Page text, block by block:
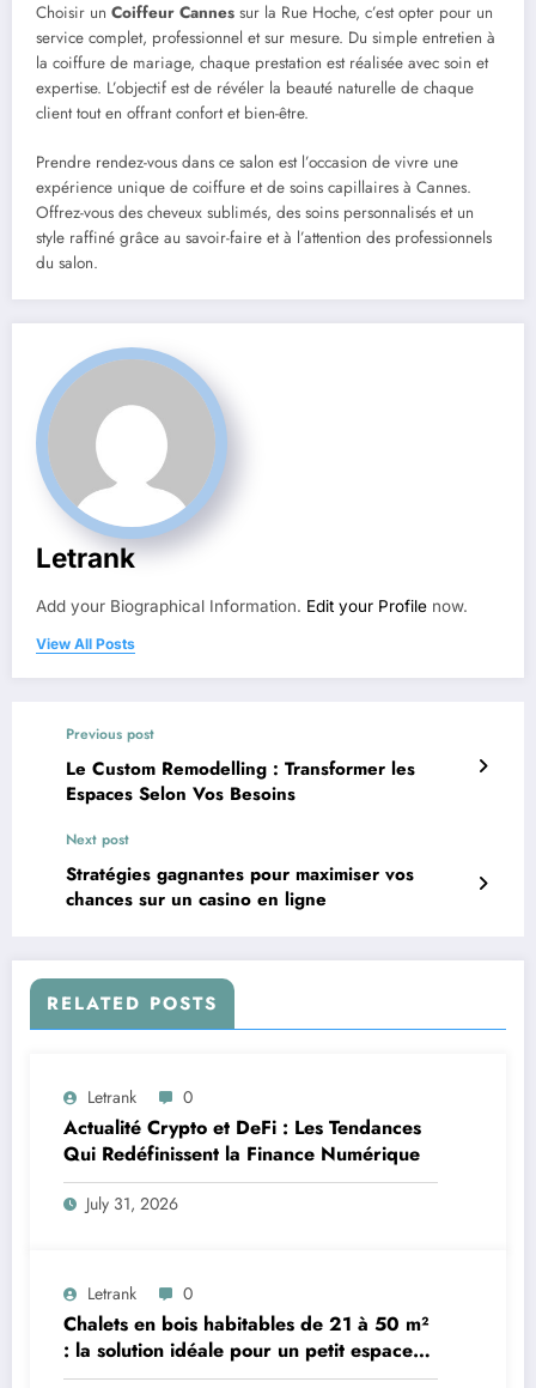
Choisir un Coiffeur Cannes sur la Rue Hoche, c’est opter pour un
service complet, professionnel et sur mesure. Du simple entretien à
la coiffure de mariage, chaque prestation est réalisée avec soin et
expertise. L’objectif est de révéler la beauté naturelle de chaque
client tout en offrant confort et bien-être.
Prendre rendez-vous dans ce salon est l’occasion de vivre une
expérience unique de coiffure et de soins capillaires à Cannes.
Offrez-vous des cheveux sublimés, des soins personnalisés et un
style raffiné grâce au savoir-faire et à l’attention des professionnels
du salon.
Letrank
Add your Biographical Information. Edit your Profile now.
View All Posts
Previous post
Le Custom Remodelling : Transformer les
Espaces Selon Vos Besoins
Next post
Stratégies gagnantes pour maximiser vos
chances sur un casino en ligne
RELATED POSTS
Letrank 0
Actualité Crypto et DeFi : Les Tendances
Qui Redéfinissent la Finance Numérique
July 31, 2026
Letrank 0
Chalets en bois habitables de 21 à 50 m²
: la solution idéale pour un petit espace
de vie